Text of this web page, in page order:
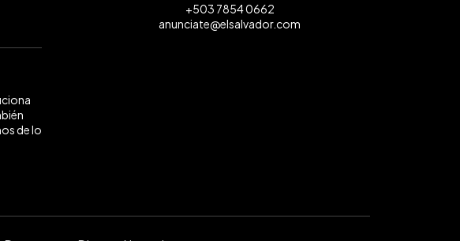
de lo
+503 7854 0662
anunciate@elsalvador.com